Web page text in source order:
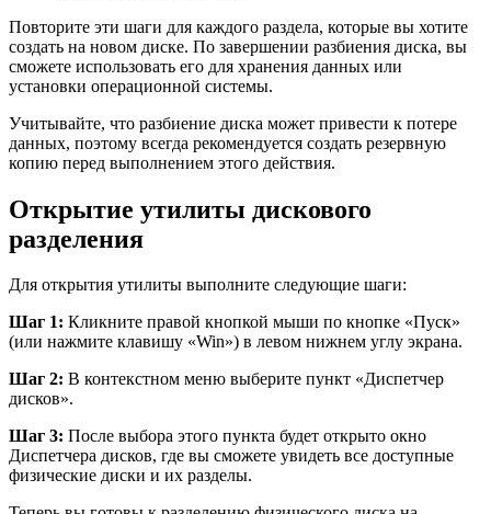
Повторите эти шаги для каждого раздела, которые вы хотите
создать на новом диске. По завершении разбиения диска, вы
сможете использовать его для хранения данных или
установки операционной системы.
Учитывайте, что разбиение диска может привести к потере
данных, поэтому всегда рекомендуется создать резервную
копию перед выполнением этого действия.
Открытие утилиты дискового
разделения
Для открытия утилиты выполните следующие шаги:
Шаг 1: Кликните правой кнопкой мыши по кнопке «Пуск»
(или нажмите клавишу «Win») в левом нижнем углу экрана.
Шаг 2: В контекстном меню выберите пункт «Диспетчер
дисков».
Шаг 3: После выбора этого пункта будет открыто окно
Диспетчера дисков, где вы сможете увидеть все доступные
физические диски и их разделы.